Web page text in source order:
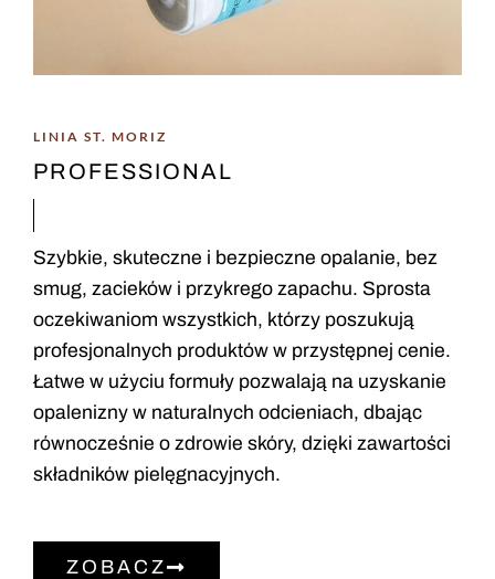
LINIA ST. MORIZ
PROFESSIONAL
Szybkie, skuteczne i bezpieczne opalanie, bez
smug, zacieków i przykrego zapachu. Sprosta
oczekiwaniom wszystkich, którzy poszukują
profesjonalnych produktów w przystępnej cenie.
Łatwe w użyciu formuły pozwalają na uzyskanie
opalenizny w naturalnych odcieniach, dbając
równocześnie o zdrowie skóry, dzięki zawartości
składników pielęgnacyjnych.
ZOBACZ